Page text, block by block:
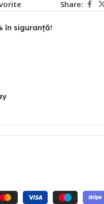
Share:
în siguranță!